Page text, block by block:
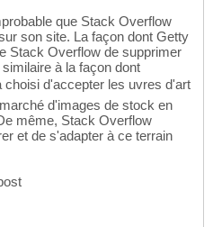
que Stack Overflow
son site. La façon dont Getty
Stack Overflow de supprimer
à la façon dont
d'accepter les uvres d'art
d'images de stock en
même, Stack Overflow
et de s'adapter à ce terrain